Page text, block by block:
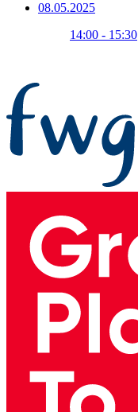
08.05.2025
14:00 - 15:30